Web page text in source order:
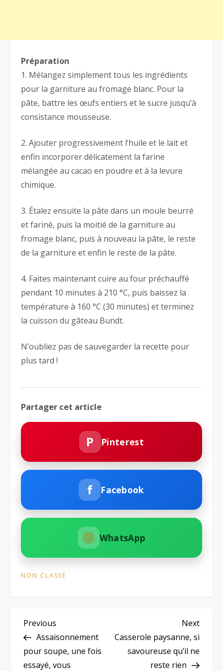
Préparation
1. Mélangez simplement tous les ingrédients
pour la garniture au fromage blanc. Pour la
pâte, battre les œufs entiers et le sucre jusqu’à
consistance mousseuse.
2. Ajouter progressivement l’huile et le lait et
enfin incorporer délicatement la farine
mélangée au cacao en poudre et à la levure
chimique.
3. Étalez ensuite la pâte dans un moule beurré
et fariné, puis la moitié de la garniture au
fromage blanc, puis à nouveau la pâte, le reste
de la garniture et enfin le reste de la pâte.
4. Faites maintenant cuire au four préchauffé
pendant 10 minutes à 210 °C, puis baissez la
température à 160 °C (30 minutes) et terminez
la cuisson du gâteau Bundt.
N’oubliez pas de sauvegarder la recette pour
plus tard !
Partager cet article
P Pinterest
f Facebook
WhatsApp
NON CLASSÉ
N
a
Previous
Post
Previous
Assaisonnement
pour soupe, une fois
essayé, vous
Next
Post
Next
Casserole paysanne, si
savoureuse qu’il ne
reste rien